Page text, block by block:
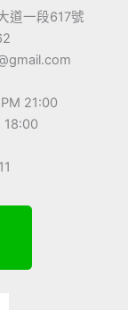
道一段617號
21:00
18:00